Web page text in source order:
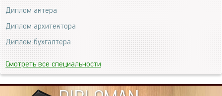
Диплом актера
Диплом архитектора
Диплом бухгалтера
Смотреть все специальности